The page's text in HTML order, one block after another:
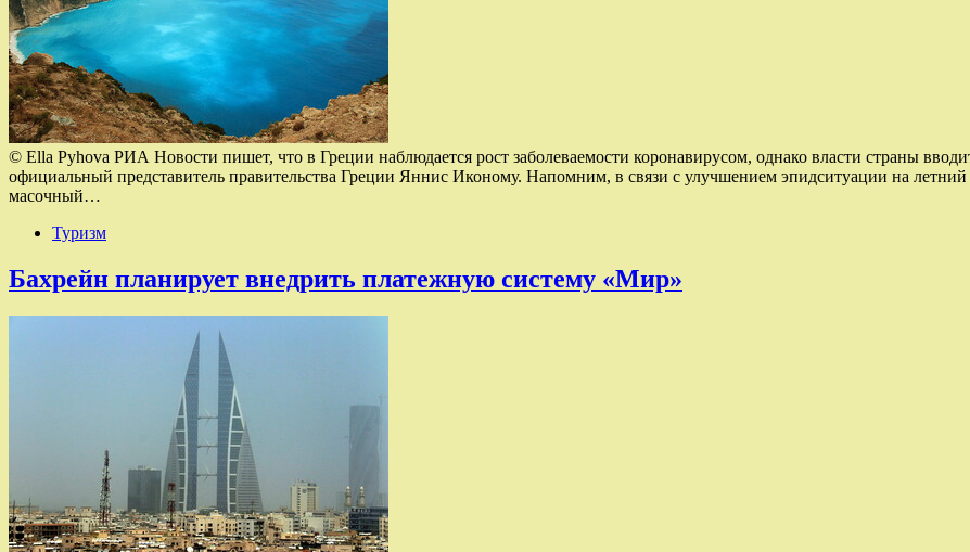
© Ella Pyhova РИА Новости пишет, что в Греции наблюдается рост заболеваемости коронавирусом, однако власти страны
официальный представитель правительства Греции Яннис Иконому. Напомним, в связи с улучшением эпидситуации на
масочный…
Туризм
Бахрейн планирует внедрить платежную систему «Мир»